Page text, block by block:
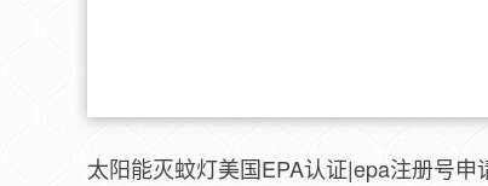
太阳能灭蚊灯美国EPA认证|epa注册号申